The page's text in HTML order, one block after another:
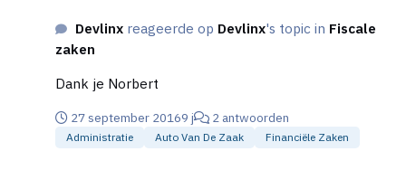
Devlinx reageerde op Devlinx's topic in Fiscale
zaken
Dank je Norbert
27 september 20169 j 2 antwoorden
Administratie Auto Van De Zaak Financiële Zaken